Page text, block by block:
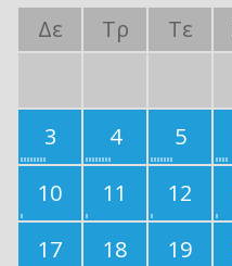
Δε Τρ Τε
3
4 5
10
11 12
17
18 19